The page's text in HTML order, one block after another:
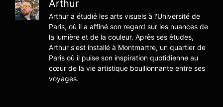
Arthur
Arthur a étudié les arts visuels à l'Université de
Paris, où il a affiné son regard sur les nuances de
la lumière et de la couleur. Après ses études,
Arthur s'est installé à Montmartre, un quartier de
Paris où il puise son inspiration quotidienne au
cœur de la vie artistique bouillonnante entre ses
voyages.